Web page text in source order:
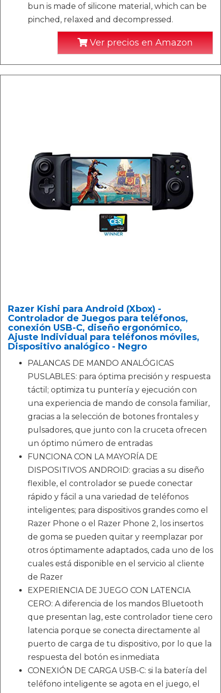
bun is made of silicone material, which can be
pinched, relaxed and decompressed.
Ver precios en Amazon
Razer Kishi para Android (Xbox) -
Controlador de Juegos para teléfonos,
conexión USB-C, diseño ergonómico,
Ajuste Individual para teléfonos móviles,
Dispositivo analógico - Negro
PALANCAS DE MANDO ANALÓGICAS
PUSLABLES: para óptima precisión y respuesta
táctil; optimiza tu puntería y ejecución con
una experiencia de mando de consola familiar,
gracias a la selección de botones frontales y
pulsadores, que junto con la cruceta ofrecen
un óptimo número de entradas
FUNCIONA CON LA MAYORÍA DE
DISPOSITIVOS ANDROID: gracias a su diseño
flexible, el controlador se puede conectar
rápido y fácil a una variedad de teléfonos
inteligentes; para dispositivos grandes como el
Razer Phone o el Razer Phone 2, los insertos
de goma se pueden quitar y reemplazar por
otros óptimamente adaptados, cada uno de los
cuales está disponible en el servicio al cliente
de Razer
EXPERIENCIA DE JUEGO CON LATENCIA
CERO: A diferencia de los mandos Bluetooth
que presentan lag, este controlador tiene cero
latencia porque se conecta directamente al
puerto de carga de tu dispositivo, por lo que la
respuesta del botón es inmediata
CONEXIÓN DE CARGA USB-C: si la batería del
teléfono inteligente se agota en el juego, el